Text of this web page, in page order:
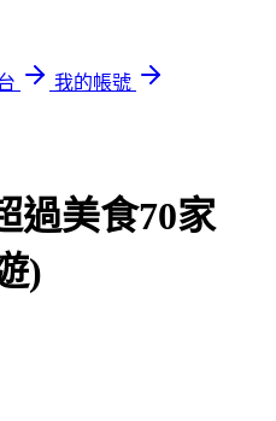
我的帳號
過美食70家
)